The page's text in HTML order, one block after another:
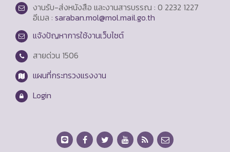
งานรับ-ส่งหนังสือ และงานสารบรรณ : 0 2232 1227
อีเมล : saraban.mol@mol.mail.go.th
แจ้งปัญหาการใช้งานเว็บไซต์
สายด่วน 1506
แผนที่กระทรวงแรงงาน
Login